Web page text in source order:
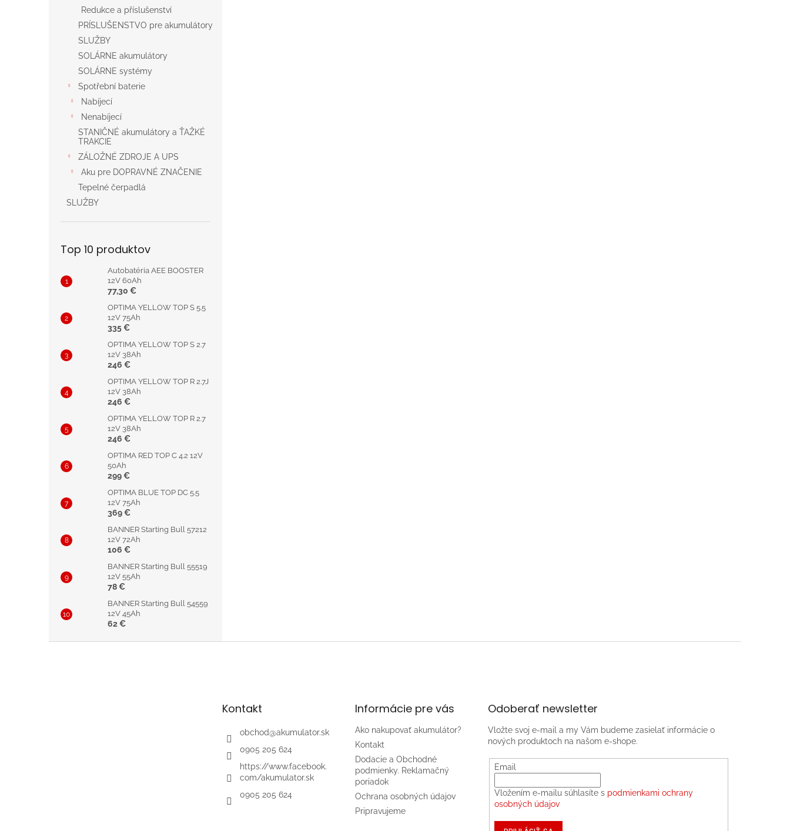
Redukce a příslušenství
PRÍSLUŠENSTVO pre akumulátory
SLUŽBY
SOLÁRNE akumulátory
SOLÁRNE systémy
Spotřební baterie
Nabíjecí
Nenabíjecí
STANIČNÉ akumulátory a ŤAŽKÉ
TRAKCIE
ZÁLOŽNÉ ZDROJE A UPS
Aku pre DOPRAVNÉ ZNAČENIE
Tepelné čerpadlá
SLUŽBY
Top 10 produktov
Autobatéria AEE BOOSTER
12V 60Ah
77,30 €
OPTIMA YELLOW TOP S 5.5
12V 75Ah
335 €
OPTIMA YELLOW TOP S 2.7
12V 38Ah
246 €
OPTIMA YELLOW TOP R 2.7J
12V 38Ah
246 €
OPTIMA YELLOW TOP R 2.7
12V 38Ah
246 €
OPTIMA RED TOP C 4.2 12V
50Ah
299 €
OPTIMA BLUE TOP DC 5.5
12V 75Ah
369 €
BANNER Starting Bull 57212
12V 72Ah
106 €
BANNER Starting Bull 55519
12V 55Ah
78 €
BANNER Starting Bull 54559
12V 45Ah
62 €
Kontakt
obchod@akumulator.sk
0905 205 624
https://www.facebook.
com/akumulator.sk
0905 205 624
Informácie pre vás
Ako nakupovať akumulátor?
Kontakt
Dodacie a Obchodné
podmienky. Reklamačný
poriadok
Ochrana osobných údajov
Pripravujeme
Odoberať newsletter
Vložte svoj e-mail a my Vám budeme zasielať informácie o
nových produktoch na našom e-shope.
Email
Vložením e-mailu súhlasíte s podmienkami ochrany
osobných údajov